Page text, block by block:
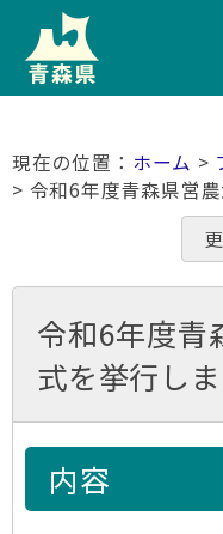
ホーム >
> 令和6年度青森県営
令和6年度青
式を挙行し
内容